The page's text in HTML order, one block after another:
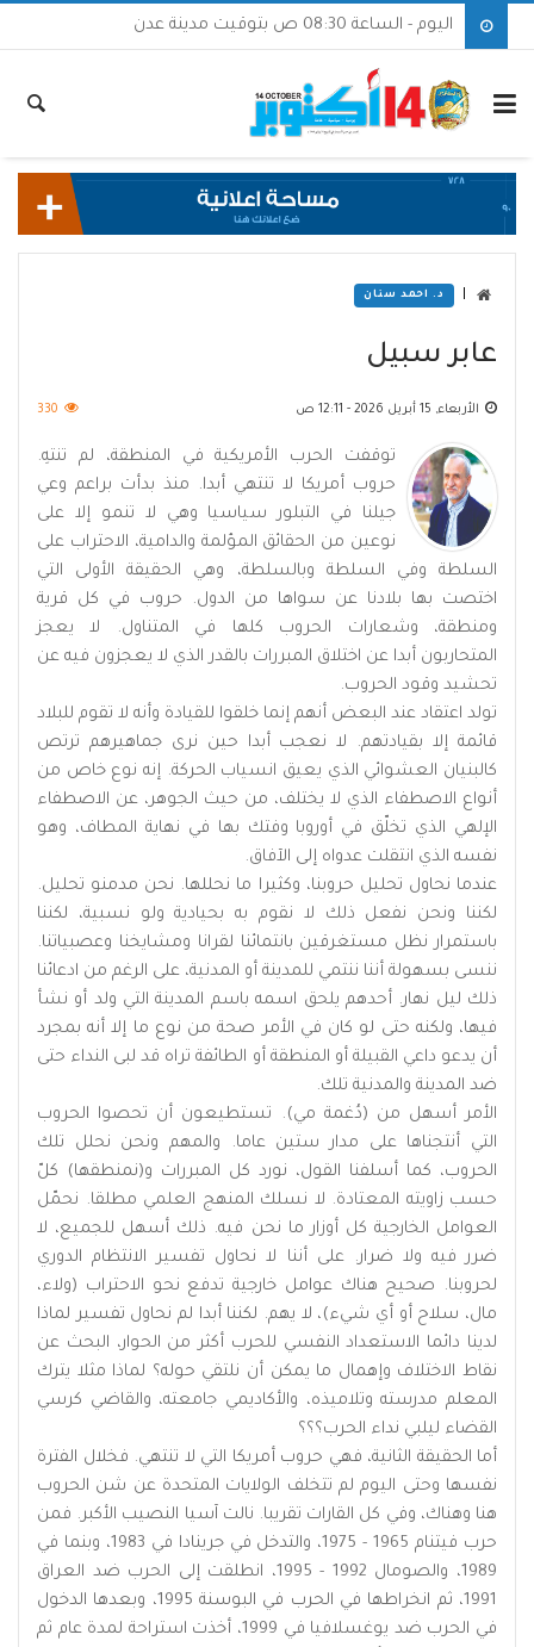
اليوم - الساعة 08:30 ص بتوقيت مدينة عدن
د. احمد سنان
عابر سبيل
الأربعاء, 15 أبريل 2026 - 12:11 ص 330
توقفت الحرب الأمريكية في المنطقة، لم تنتهِ.
حروب أمريكا لا تنتهي أبدا. منذ بدأت براعم وعي
جيلنا في التبلور سياسيا وهي لا تنمو إلا على
نوعين من الحقائق المؤلمة والدامية، الاحتراب على
السلطة وفي السلطة وبالسلطة، وهي الحقيقة الأولى التي
اختصت بها بلادنا عن سواها من الدول. حروب في كل قرية
ومنطقة، وشعارات الحروب كلها في المتناول. لا يعجز
المتحاربون أبدا عن اختلاق المبررات بالقدر الذي لا يعجزون فيه عن
تحشيد وقود الحروب.
تولد اعتقاد عند البعض أنهم إنما خلقوا للقيادة وأنه لا تقوم للبلاد
قائمة إلا بقيادتهم. لا نعجب أبدا حين نرى جماهيرهم ترتص
كالبنيان العشوائي الذي يعيق انسياب الحركة. إنه نوع خاص من
أنواع الاصطفاء الذي لا يختلف، من حيث الجوهر، عن الاصطفاء
الإلهي الذي تخلّق في أوروبا وفتك بها في نهاية المطاف، وهو
نفسه الذي انتقلت عدواه إلى الآفاق.
عندما نحاول تحليل حروبنا، وكثيرا ما نحللها. نحن مدمنو تحليل.
لكننا ونحن نفعل ذلك لا نقوم به بحيادية ولو نسبية، لكننا
باستمرار نظل مستغرقين بانتمائنا لقرانا ومشايخنا وعصبياتنا.
ننسى بسهولة أننا ننتمي للمدينة أو المدنية، على الرغم من ادعائنا
ذلك ليل نهار. أحدهم يلحق اسمه باسم المدينة التي ولد أو نشأ
فيها، ولكنه حتى لو كان في الأمر صحة من نوع ما إلا أنه بمجرد
أن يدعو داعي القبيلة أو المنطقة أو الطائفة تراه قد لبى النداء حتى
ضد المدينة والمدنية تلك.
الأمر أسهل من (دُغمة مي). تستطيعون أن تحصوا الحروب
التي أنتجناها على مدار ستين عاما. والمهم ونحن نحلل تلك
الحروب، كما أسلفنا القول، نورد كل المبررات و(نمنطقها) كلّ
حسب زاويته المعتادة. لا نسلك المنهج العلمي مطلقا. نحمّل
العوامل الخارجية كل أوزار ما نحن فيه. ذلك أسهل للجميع، لا
ضرر فيه ولا ضرار. على أننا لا نحاول تفسير الانتظام الدوري
لحروبنا. صحيح هناك عوامل خارجية تدفع نحو الاحتراب (ولاء،
مال، سلاح أو أي شيء)، لا يهم. لكننا أبدا لم نحاول تفسير لماذا
لدينا دائما الاستعداد النفسي للحرب أكثر من الحوار، البحث عن
نقاط الاختلاف وإهمال ما يمكن أن نلتقي حوله؟ لماذا مثلا يترك
المعلم مدرسته وتلاميذه، والأكاديمي جامعته، والقاضي كرسي
القضاء ليلبي نداء الحرب؟؟؟
أما الحقيقة الثانية، فهي حروب أمريكا التي لا تنتهي. فخلال الفترة
نفسها وحتى اليوم لم تتخلف الولايات المتحدة عن شن الحروب
هنا وهناك، وفي كل القارات تقريبا. نالت آسيا النصيب الأكبر. فمن
حرب فيتنام 1965 - 1975، والتدخل في جرينادا في 1983، وبنما في
1989، والصومال 1992 - 1995، انطلقت إلى الحرب ضد العراق
1991، ثم انخراطها في الحرب في البوسنة 1995، وبعدها الدخول
في الحرب ضد يوغسلافيا في 1999، أخذت استراحة لمدة عام ثم